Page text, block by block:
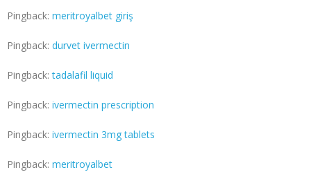
Pingback: meritroyalbet giriş
Pingback: durvet ivermectin
Pingback:tadalafil liquid
Pingback: ivermectin prescription
Pingback: ivermectin 3mg tablets
Pingback: meritroyalbet